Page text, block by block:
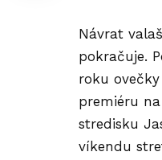
Návrat
pokračuje.
roku
premiéru
stredisku
víkendu